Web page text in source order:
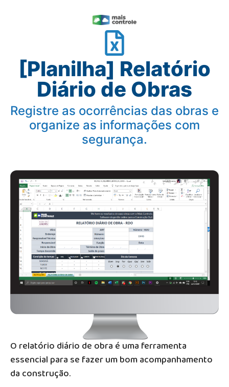
[Planilha] Relatório
Diário de Obras
Registre as ocorrências das obras e
organize as informações com
segurança.
O relatório diário de obra é uma ferramenta
essencial para se fazer um bom acompanhamento
da construção.